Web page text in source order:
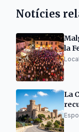
Notícies
la
Local
La